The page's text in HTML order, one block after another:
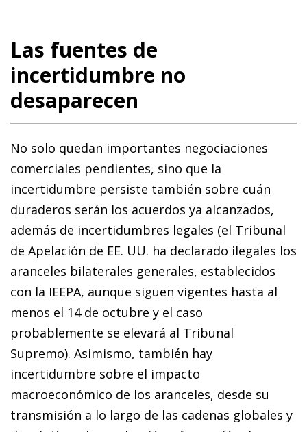
Las fuentes de
incertidumbre no
desaparecen
No solo quedan importantes negociaciones
comerciales pendientes, sino que la
incertidumbre persiste también sobre cuán
duraderos serán los acuerdos ya alcanzados,
además de incertidumbres legales (el Tribunal
de Apelación de EE. UU. ha declarado ilegales los
aranceles bilaterales generales, establecidos
con la IEEPA, aunque siguen vigentes hasta al
menos el 14 de octubre y el caso
probablemente se elevará al Tribunal
Supremo). Asimismo, también hay
incertidumbre sobre el impacto
macroeconómico de los aranceles, desde su
transmisión a lo largo de las cadenas globales y